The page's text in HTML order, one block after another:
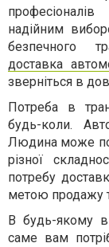
надійним
безпечного
доставка
зверніться в
Потреба в
будь-коли.
Людина може по
різної
потребу
метою продажу
В будь-якому
саме вам